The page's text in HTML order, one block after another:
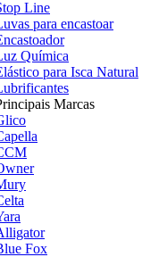
Line
para encastoar
Química
para Isca Natural
Marcas
Fox